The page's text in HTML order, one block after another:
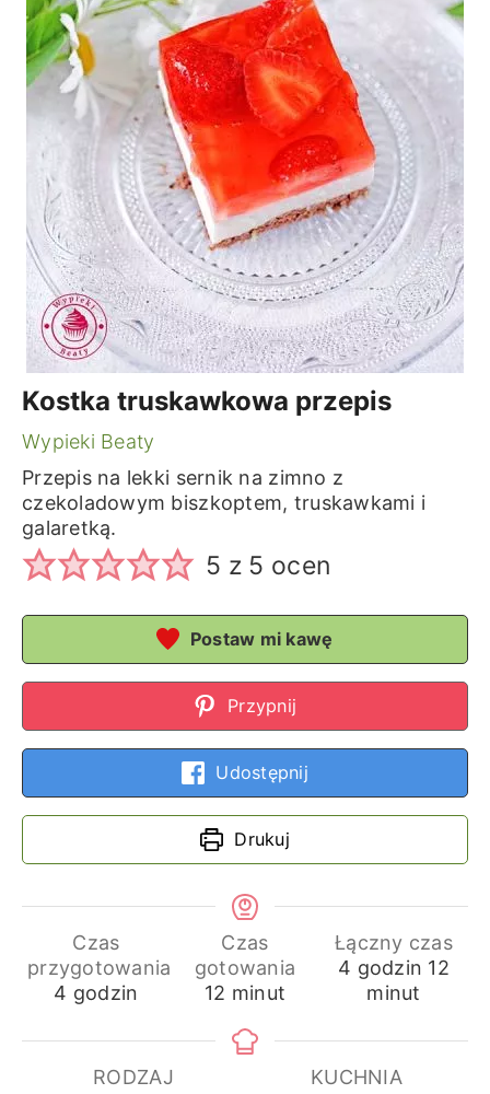
Kostka truskawkowa przepis
Wypieki Beaty
Przepis na lekki sernik na zimno z
czekoladowym biszkoptem, truskawkami i
galaretką.
5 z 5 ocen
Postaw mi kawę
Przypnij
Udostępnij
Drukuj
Czas
przygotowania
4 godziny
godzin
Czas
gotowania
12 minuty
minut
Łączny czas
4 godziny
godzin 12
minut
RODZAJ
KUCHNIA